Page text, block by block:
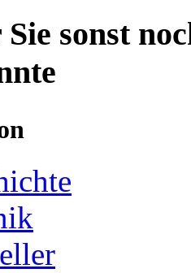
sonst